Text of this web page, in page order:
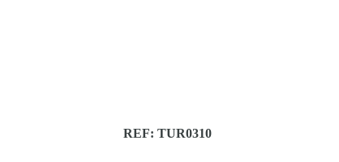
REF: TUR0310